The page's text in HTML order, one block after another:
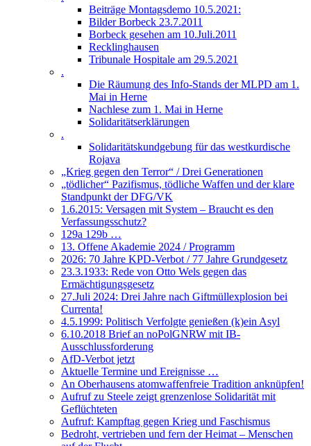
Beiträge Montagsdemo 10.5.2021:
Bilder Borbeck 23.7.2011
Borbeck gesehen am 10.Juli.2011
Recklinghausen
Tribunale Hospitale am 29.5.2021
.
Die Räumung des Info-Stands der MLPD am 1.
Mai in Herne
Nachlese zum 1. Mai in Herne
Solidaritätserklärungen
.
Solidaritätskundgebung für das westkurdische
Rojava
„Krieg gegen den Terror“ / Drei Generationen
„tödlicher“ Pazifismus, tödliche Waffen und der klare
Standpunkt der DFG/VK
1.6.2015: Versagen mit System – Braucht es den
Verfassungsschutz?
129a 129b …
13. Offene Akademie 2024 / Programm
2026: 70 Jahre KPD-Verbot / 77 Jahre Grundgesetz
23.3.1933: Rede von Otto Wels gegen das
Ermächtigungsgesetz
27.Juli 2024: Drei Jahre nach Giftmüllexplosion bei
Currenta!
4.5.1999: Politisch Verfolgte genießen (k)ein Asyl
6.10.2018 Brief an noPolGNRW mit IB-
Ausschlussforderung
AfD-Verbot jetzt
Aktuelle Termine und Ereignisse …
An Oberhausens atomwaffenfreie Tradition anknüpfen!
Aufruf zu Steele zeigt grenzenlose Solidarität mit
Geflüchteten
Aufruf: Kampftag gegen Krieg und Faschismus
Bedroht, vertrieben und fern der Heimat – Menschen